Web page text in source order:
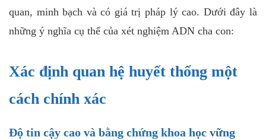
quan, minh bạch và có giá trị pháp lý cao. Dưới đây là
những ý nghĩa cụ thể của xét nghiệm ADN cha con:
Xác định quan hệ huyết thống một
cách chính xác
Độ tin cậy cao và bằng chứng khoa học vững